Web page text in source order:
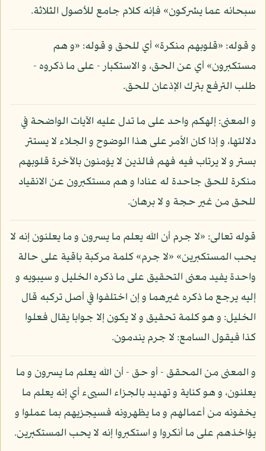
سبحانه عما يشركون» فإنه كلام جامع للأصول الثلاثة.
و قوله: «قلوبهم منكرة» أي للحق و قوله: «و هم
مستكبرون» أي عن الحق، و الاستكبار - على ما ذكروه -
طلب الترفع بترك الإذعان للحق.
و المعنى: إلهكم واحد على ما تدل عليه الآيات الواضحة في
دلالتها، و إذا كان الأمر على هذا الوضوح و الجلاء لا يستتر
بستر و لا يرتاب فيه فهم فالذين لا يؤمنون بالآخرة قلوبهم
منكرة للحق جاحدة له عنادا و هم مستكبرون عن الانقياد
للحق من غير حجة و لا برهان.
قوله تعالى: «لا جرم أن الله يعلم ما يسرون و ما يعلنون إنه لا
يحب المستكبرين» «لا جرم» كلمة مركبة باقية على حالة
واحدة يفيد معنى التحقيق على ما ذكره الخليل و سيبويه و
إليه يرجع ما ذكره غيرهما و إن اختلفوا في أصل تركبه قال
الخليل: و هو كلمة تحقيق و لا يكون إلا جوابا يقال فعلوا
كذا فيقول السامع: لا جرم يندمون.
و المعنى من المحقق - أو حق - أن الله يعلم ما يسرون و ما
يعلنون، و هو كناية و تهديد بالجزاء السيىء أي إنه يعلم ما
يخفونه من أعمالهم و ما يظهرونه فسيجزيهم بما عملوا و
يؤاخذهم على ما أنكروا و استكبروا إنه لا يحب المستكبرين.